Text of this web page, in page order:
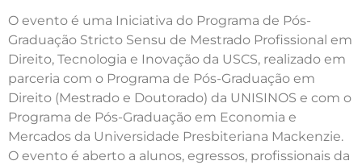
O evento é uma Iniciativa do Programa de Pós-
Graduação Stricto Sensu de Mestrado Profissional em
Direito, Tecnologia e Inovação da USCS, realizado em
parceria com o Programa de Pós-Graduação em
Direito (Mestrado e Doutorado) da UNISINOS e com o
Programa de Pós-Graduação em Economia e
Mercados da Universidade Presbiteriana Mackenzie.
O evento é aberto a alunos, egressos, profissionais da